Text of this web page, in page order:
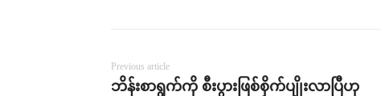
Previous article
ဘိန်းစာရွက်ကို စီးပွားဖြစ်စိုက်ပျိုးလာပြီဟု